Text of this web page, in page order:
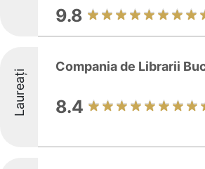
9.8
Laureați
Compania de Librarii
8.4